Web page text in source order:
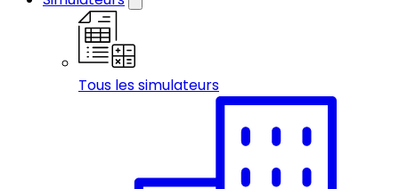
Tous les simulateurs